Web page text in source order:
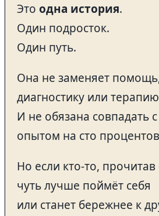
Это одна история.
Один подросток.
Один путь.
Она не заменяет
диагностику или
И не обязана совпадать
опытом на сто
Но если кто-то, прочитав
чуть лучше поймёт себя
или станет бережнее к